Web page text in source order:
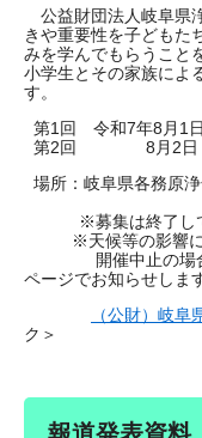
公益財団法人岐阜県
きや重要性を子どもた
みを学んでもらうこと
小学生とその家族によ
す。
第1回 令和7年8月1
第2回 8月2日（土
場所：岐阜県各務原
※募集は終了して
※天候等の影響によ
開催中止の場合は
ページでお知らせしま
（公財）岐阜
ク＞